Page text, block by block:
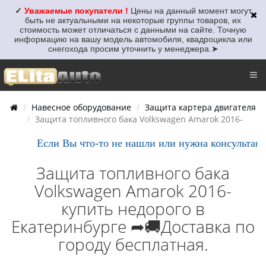
✓ Уважаемые покупатели ! Цены на данный момент могут
быть не актуальными на некоторые группы товаров, их
стоимость может отличаться с данными на сайте. Точную
информацию на вашу модель автомобиля, квадроцикла или
снегохода просим уточнить у менеджера. ➤
Навесное оборудование
Защита картера двигателя
Защита топливного бака Volkswagen Amarok 2016-
Если Вы что-то не нашли или нужна
Защита топливного бака
Volkswagen Amarok 2016-
купить недорого в
Екатеринбурге ➦🚚Доставка по
городу бесплатная.